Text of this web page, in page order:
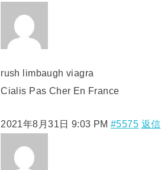
rush limbaugh viagra
Cialis Pas Cher En France
2021年8月31日 9:03 PM #5575 返信